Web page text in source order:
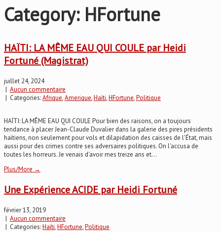
Category: HFortune
HAÏTI: LA MÊME EAU QUI COULE par Heidi
Fortuné (Magistrat)
juillet 24, 2024
| Aucun commentaire
| Categories:Afrique,Amerique,Haïti,HFortune,Politique
HAÏTI: LA MÊME EAU QUI COULE Pour bien des raisons, on a toujours
tendance à placer Jean-Claude Duvalier dans la galerie des pires présidents
haïtiens, non seulement pour vols et dilapidation des caisses de l'État, mais
aussi pour des crimes contre ses adversaires politiques. On l'accusa de
toutes les horreurs. Je venais d'avoir mes treize ans et...
Plus/More →
Une Expérience ACIDE par Heidi Fortuné
février 13, 2019
| Aucun commentaire
| Categories:Haïti,HFortune,Politique